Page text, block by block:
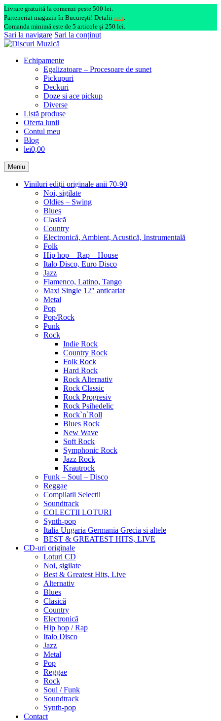
Livrare gratuită la comenzi peste 500 lei.
Parteneriat magazin în București! Detalii aici.
Comanda minimă este de 5 articole și 250 lei.
Sari la navigare Sari la conținut
Echipamente
Egalizatoare – Procesoare de sunet
Pickupuri
Deckuri
Doze si ace pickup
Diverse
Listă produse
Oferta lunii
Contul meu
Blog
lei0,00
Meniu
Viniluri ediții originale anii 70-90
Noi, sigilate
Oldies – Swing
Blues
Clasică
Country
Electronică, Ambient, Acustică, Instrumentală
Folk
Hip hop – Rap – House
Italo Disco, Euro Disco
Jazz
Flamenco, Latino, Tango
Maxi Single 12″ anticariat
Metal
Pop
Pop/Rock
Punk
Rock
Indie Rock
Country Rock
Folk Rock
Hard Rock
Rock Alternativ
Rock Classic
Rock Progresiv
Rock Psihedelic
Rock`n`Roll
Blues Rock
New Wave
Soft Rock
Symphonic Rock
Jazz Rock
Krautrock
Funk – Soul – Disco
Reggae
Compilatii Selectii
Soundtrack
COLECTII LOTURI
Synth-pop
Italia Ungaria Germania Grecia si altele
BEST & GREATEST HITS, LIVE
CD-uri originale
Loturi CD
Noi, sigilate
Best & Greatest Hits, Live
Alternativ
Blues
Clasică
Country
Electronică
Hip hop / Rap
Italo Disco
Jazz
Metal
Pop
Reggae
Rock
Soul / Funk
Soundtrack
Synth-pop
Contact